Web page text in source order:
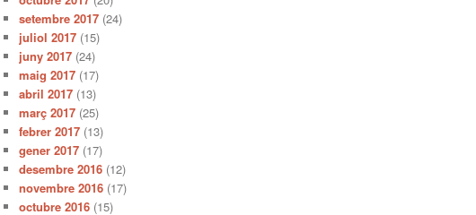
setembre 2017 (24)
juliol 2017 (15)
juny 2017 (24)
maig 2017 (17)
abril 2017 (13)
març 2017 (25)
febrer 2017 (13)
gener 2017 (17)
desembre 2016 (12)
novembre 2016 (17)
octubre 2016 (15)